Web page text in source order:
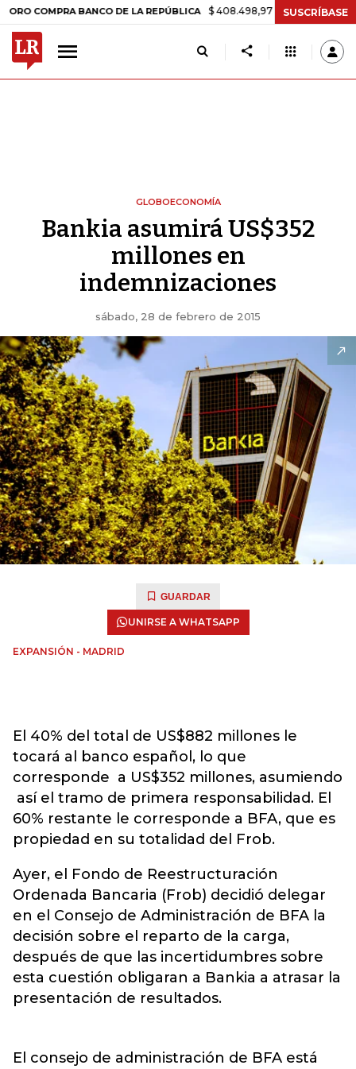
BANCO DE LA REPÚBLICA $ 408.498,97 +$ 8.753,81 +2,19%
SUSCRÍBASE
GLOBOECONOMÍA
Bankia asumirá US$352
millones en
indemnizaciones
sábado, 28 de febrero de 2015
GUARDAR
UNIRSE A WHATSAPP
EXPANSIÓN - MADRID
El 40% del total de US$882 millones le
tocará al banco español, lo que
corresponde a US$352 millones, asumiendo
así el tramo de primera responsabilidad. El
60% restante le corresponde a BFA, que es
propiedad en su totalidad del Frob.
Ayer, el Fondo de Reestructuración
Ordenada Bancaria (Frob) decidió delegar
en el Consejo de Administración de BFA la
decisión sobre el reparto de la carga,
después de que las incertidumbres sobre
esta cuestión obligaran a Bankia a atrasar la
presentación de resultados.
El consejo de administración de BFA está